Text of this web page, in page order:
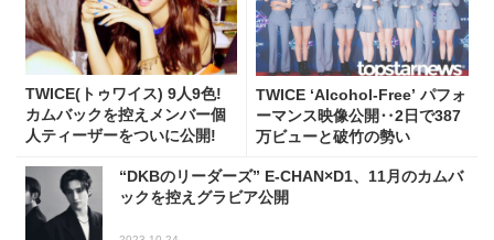
TWICE(トゥワイス) 9人9色!
カムバックを控えメンバー個
人ティーザーをついに公開!
TWICE ‘Alcohol-Free’ パフォ
ーマンス映像公開‥2日で387
万ビューと破竹の勢い
“DKBのリーダーズ” E-CHAN×D1、11月のカムバ
ックを控えグラビア公開